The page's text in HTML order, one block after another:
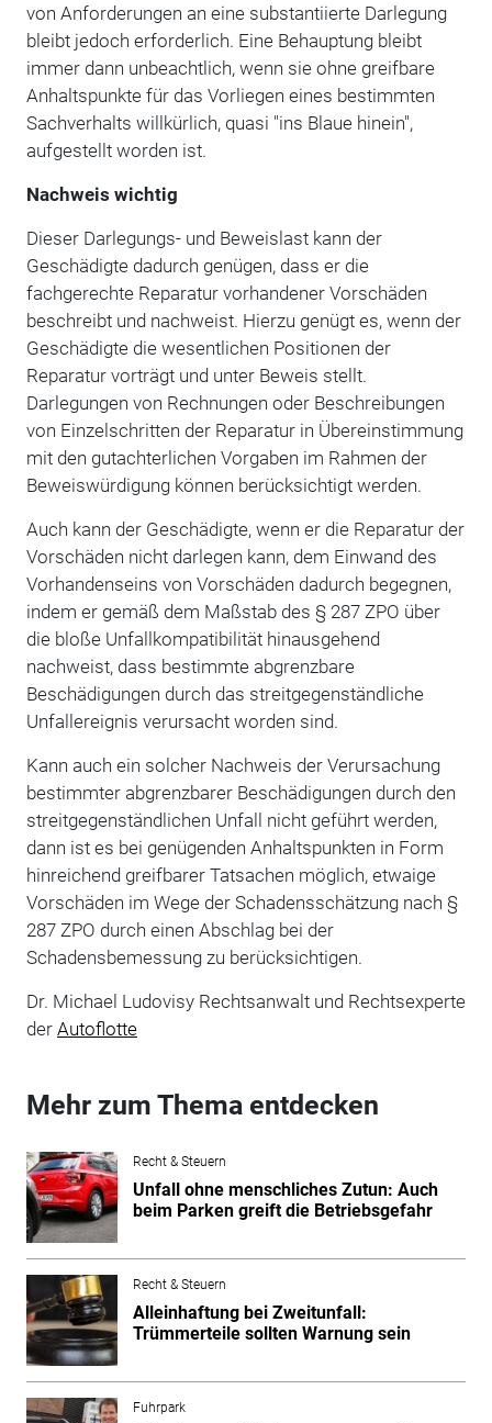
von Anforderungen an eine substantiierte Darlegung
bleibt jedoch erforderlich. Eine Behauptung bleibt
immer dann unbeachtlich, wenn sie ohne greifbare
Anhaltspunkte für das Vorliegen eines bestimmten
Sachverhalts willkürlich, quasi "ins Blaue hinein",
aufgestellt worden ist.
Nachweis wichtig
Dieser Darlegungs- und Beweislast kann der
Geschädigte dadurch genügen, dass er die
fachgerechte Reparatur vorhandener Vorschäden
beschreibt und nachweist. Hierzu genügt es, wenn der
Geschädigte die wesentlichen Positionen der
Reparatur vorträgt und unter Beweis stellt.
Darlegungen von Rechnungen oder Beschreibungen
von Einzelschritten der Reparatur in Übereinstimmung
mit den gutachterlichen Vorgaben im Rahmen der
Beweiswürdigung können berücksichtigt werden.
Auch kann der Geschädigte, wenn er die Reparatur der
Vorschäden nicht darlegen kann, dem Einwand des
Vorhandenseins von Vorschäden dadurch begegnen,
indem er gemäß dem Maßstab des § 287 ZPO über
die bloße Unfallkompatibilität hinausgehend
nachweist, dass bestimmte abgrenzbare
Beschädigungen durch das streitgegenständliche
Unfallereignis verursacht worden sind.
Kann auch ein solcher Nachweis der Verursachung
bestimmter abgrenzbarer Beschädigungen durch den
streitgegenständlichen Unfall nicht geführt werden,
dann ist es bei genügenden Anhaltspunkten in Form
hinreichend greifbarer Tatsachen möglich, etwaige
Vorschäden im Wege der Schadensschätzung nach §
287 ZPO durch einen Abschlag bei der
Schadensbemessung zu berücksichtigen.
Dr. Michael Ludovisy Rechtsanwalt und Rechtsexperte
der Autoflotte
Mehr zum Thema entdecken
Recht & Steuern
Unfall ohne menschliches Zutun: Auch
beim Parken greift die Betriebsgefahr
Recht & Steuern
Alleinhaftung bei Zweitunfall:
Trümmerteile sollten Warnung sein
Fuhrpark